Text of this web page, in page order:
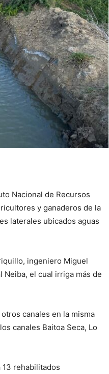
Nacional de Recursos
y ganaderos de la
laterales ubicados aguas
ingeniero Miguel
Neiba, el cual irriga más de
canales en la misma
canales Baitoa Seca, Lo
13 rehabilitados